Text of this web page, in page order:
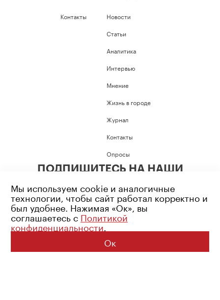
Контакты
Новости
Статьи
Аналитика
Интервью
Мнение
Жизнь в городе
Журнал
Контакты
Опросы
ПОДПИШИТЕСЬ НА НАШИ
Возрастное ограничение: 16+
Политика конфиденциальности
© 2026 Все права защищены
Мы используем cookie и аналогичные
технологии, чтобы сайт работал корректно и
был удобнее. Нажимая «Ок», вы
соглашаетесь с Политикой
конфиденциальности.
Ок